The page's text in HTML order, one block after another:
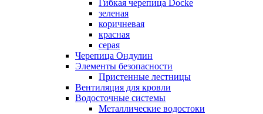
Гибкая черепица Docke
зеленая
коричневая
красная
серая
Черепица Ондулин
Элементы безопасности
Пристенные лестницы
Вентиляция для кровли
Водосточные системы
Металлические водостоки